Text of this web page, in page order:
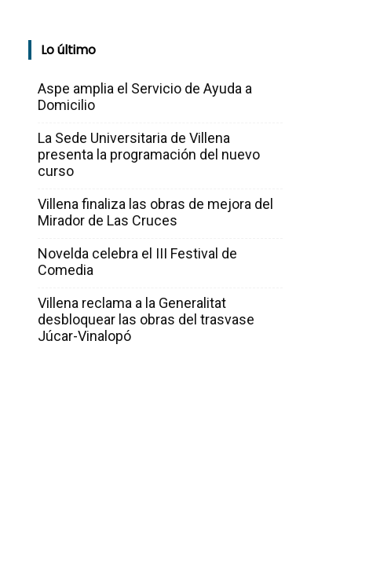
Lo último
Aspe amplia el Servicio de Ayuda a
Domicilio
La Sede Universitaria de Villena
presenta la programación del nuevo
curso
Villena finaliza las obras de mejora del
Mirador de Las Cruces
Novelda celebra el III Festival de
Comedia
Villena reclama a la Generalitat
desbloquear las obras del trasvase
Júcar-Vinalopó